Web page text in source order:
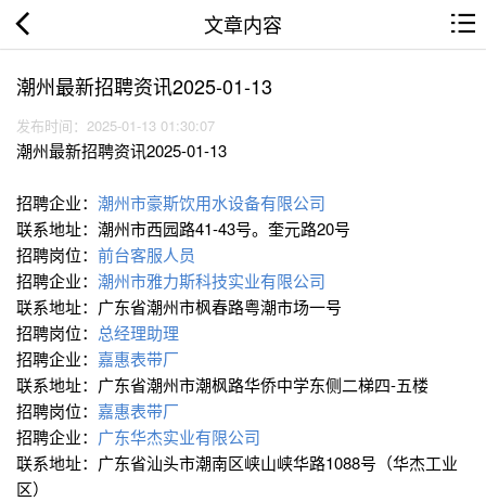
文章内容
潮州最新招聘资讯2025-01-13
发布时间：2025-01-13 01:30:07
潮州最新招聘资讯2025-01-13
招聘企业： 潮州市豪斯饮用水设备有限公司
联系地址：潮州市西园路41-43号。奎元路20号
招聘岗位： 前台客服人员
招聘企业： 潮州市雅力斯科技实业有限公司
联系地址：广东省潮州市枫春路粤潮市场一号
招聘岗位： 总经理助理
招聘企业： 嘉惠表带厂
联系地址：广东省潮州市潮枫路华侨中学东侧二梯四-五楼
招聘岗位： 嘉惠表带厂
招聘企业： 广东华杰实业有限公司
联系地址：广东省汕头市潮南区峡山峡华路1088号（华杰工业
区）